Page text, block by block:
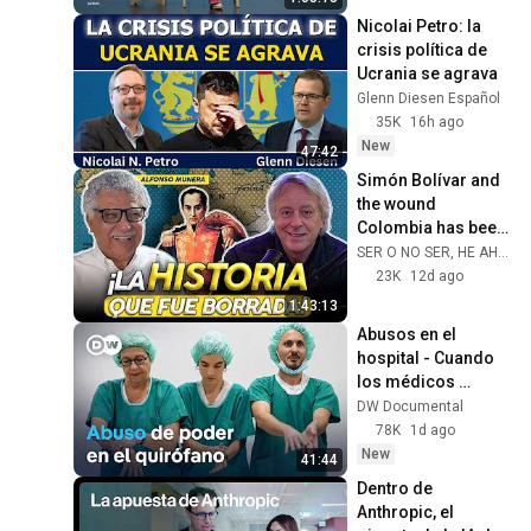
Vivo
224
#CulturasVeintidós |
Segunda Gala de México
Canta,Equidad en
Escenarios,Taller
Participativo
Canal22
225
#CulturasVeintidós |
Aniversario del FCE,
FILUNI, Artistas Mexicanas
en Bogotá
Canal22
226
#CulturasVeintidós | In
memoriam Huemanzin
Rodríguez
Canal22
227
#CulturasVeintidós |
Premios Ariel, Empleo
Justo y Los Humedales de
Aragón
Canal22
#CulturasVeintidós |
Fotografía, Culturas
Comunitarias y Estrenos
Teatrales
Canal22
229
#CulturasVeintidós |
Escritoras, Música y
Tradiciones Vivas
Canal22
#CulturasVeintidós |
47:42
Nicolai Petro: la
crisis política de
Ucrania se agrava
Glenn Diesen Español
35K
16h ago
New
1:43:13
Simón Bolívar and
the wound
Colombia has been
carrying for 200
years | To be or not
23K
12d ago
41:44
Abusos en el
hospital - Cuando
los médicos
acosan a sus
colegas mujeres |
DW Documental
DW Documental
78K
1d ago
New
Dentro de
Anthropic, el